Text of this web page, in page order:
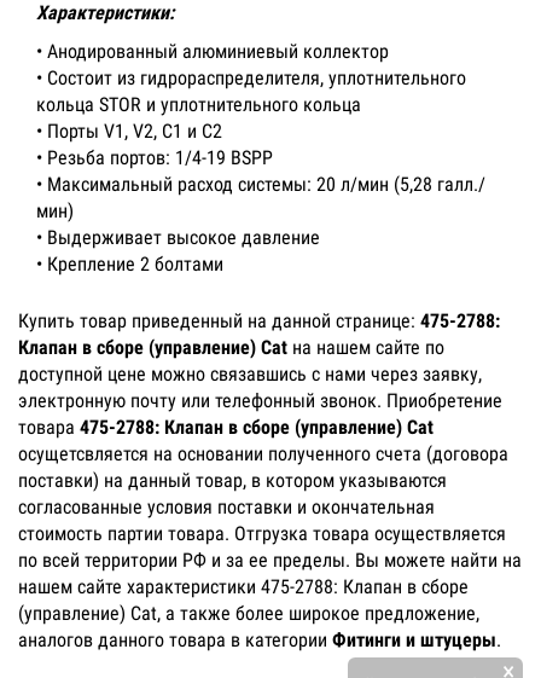
Характеристики:
• Анодированный алюминиевый коллектор
• Состоит из гидрораспределителя, уплотнительного
кольца STOR и уплотнительного кольца
• Порты V1, V2, C1 и C2
• Резьба портов: 1/4-19 BSPP
• Максимальный расход системы: 20 л/мин (5,28 галл./
мин)
• Выдерживает высокое давление
• Крепление 2 болтами
Купить товар приведенный на данной странице: 475-2788:
Клапан в сборе (управление) Cat на нашем сайте по
доступной цене можно связавшись с нами через заявку,
электронную почту или телефонный звонок. Приобретение
товара 475-2788: Клапан в сборе (управление) Cat
осущетсвляется на основании полученного счета (договора
поставки) на данный товар, в котором указываются
согласованные условия поставки и окончательная
стоимость партии товара. Отгрузка товара осуществляется
по всей территории РФ и за ее пределы. Вы можете найти на
нашем сайте характеристики 475-2788: Клапан в сборе
(управление) Cat, а также более широкое предложение,
аналогов данного товара в категории Фитинги и штуцеры.
×